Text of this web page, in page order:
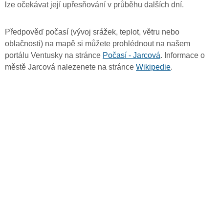
lze očekávat její upřesňování v průběhu dalších dní.
Předpověď počasí (vývoj srážek, teplot, větru nebo
oblačnosti) na mapě si můžete prohlédnout na našem
portálu Ventusky na stránce Počasí - Jarcová. Informace o
městě Jarcová nalezenete na stránce Wikipedie.